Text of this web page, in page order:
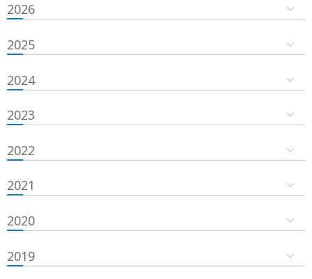
2026
2025
2024
2023
2022
2021
2020
2019